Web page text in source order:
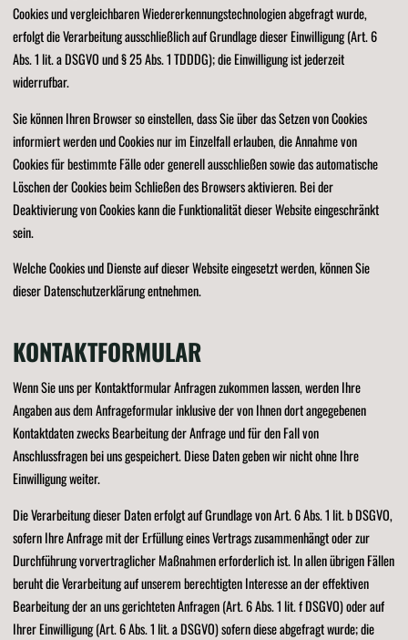
Cookies und vergleichbaren Wiedererkennungstechnologien abgefragt wurde,
erfolgt die Verarbeitung ausschließlich auf Grundlage dieser Einwilligung (Art. 6
Abs. 1 lit. a DSGVO und § 25 Abs. 1 TDDDG); die Einwilligung ist jederzeit
widerrufbar.
Sie können Ihren Browser so einstellen, dass Sie über das Setzen von Cookies
informiert werden und Cookies nur im Einzelfall erlauben, die Annahme von
Cookies für bestimmte Fälle oder generell ausschließen sowie das automatische
Löschen der Cookies beim Schließen des Browsers aktivieren. Bei der
Deaktivierung von Cookies kann die Funktionalität dieser Website eingeschränkt
sein.
Welche Cookies und Dienste auf dieser Website eingesetzt werden, können Sie
dieser Datenschutzerklärung entnehmen.
KONTAKTFORMULAR
Wenn Sie uns per Kontaktformular Anfragen zukommen lassen, werden Ihre
Angaben aus dem Anfrageformular inklusive der von Ihnen dort angegebenen
Kontaktdaten zwecks Bearbeitung der Anfrage und für den Fall von
Anschlussfragen bei uns gespeichert. Diese Daten geben wir nicht ohne Ihre
Einwilligung weiter.
Die Verarbeitung dieser Daten erfolgt auf Grundlage von Art. 6 Abs. 1 lit. b DSGVO,
sofern Ihre Anfrage mit der Erfüllung eines Vertrags zusammenhängt oder zur
Durchführung vorvertraglicher Maßnahmen erforderlich ist. In allen übrigen Fällen
beruht die Verarbeitung auf unserem berechtigten Interesse an der effektiven
Bearbeitung der an uns gerichteten Anfragen (Art. 6 Abs. 1 lit. f DSGVO) oder auf
Ihrer Einwilligung (Art. 6 Abs. 1 lit. a DSGVO) sofern diese abgefragt wurde; die